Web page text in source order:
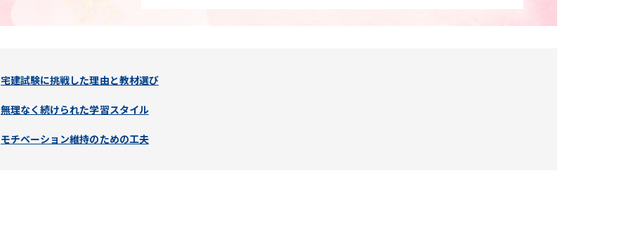
宅建試験に挑戦した理由と教材選び
無理なく続けられた学習スタイル
モチベーション維持のための工夫